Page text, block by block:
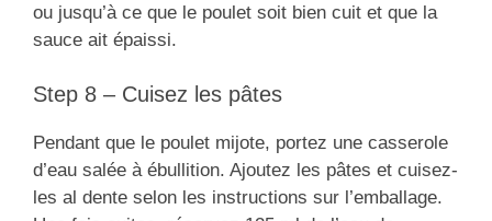
ou jusqu’à ce que le poulet soit bien cuit et que la
sauce ait épaissi.
Step 8 – Cuisez les pâtes
Pendant que le poulet mijote, portez une casserole
d’eau salée à ébullition. Ajoutez les pâtes et cuisez-
les al dente selon les instructions sur l’emballage.